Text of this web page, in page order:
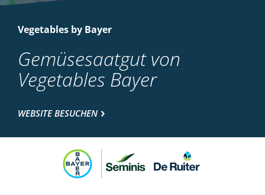
Vegetables by Bayer
Gemüsesaatgut von
Vegetables Bayer
WEBSITE BESUCHEN